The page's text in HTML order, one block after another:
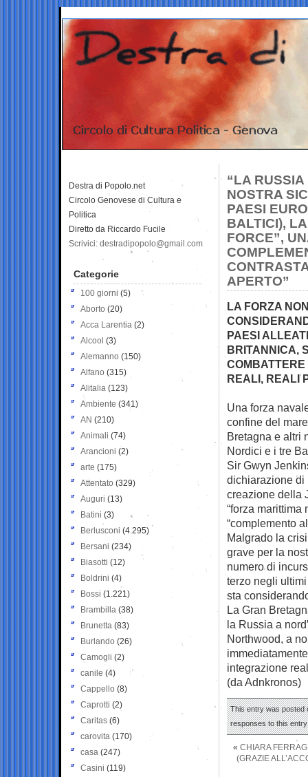
“LA
NOSTRA
PAESI
BALTICI),
FORCE”,
APERTO”
LA FORZA
PAESI
BRITANNICA,
REALI, REALI
Una forza
confine del
Bretagna e altri
Nordici e i tre
Sir Gwyn
dichiarazione di
creazione della
“forza marittima
“complemento
Malgrado la
grave per la
numero di
terzo negli
sta
La Gran
la Russia a
Northwood, a
integrazione
(da Adnkronos)
This entry was posted
responses to this
« CHIARA
(GRAZIE
Destra di Popolo.net
Circolo Genovese di Cultura e
Politica
Diretto da Riccardo Fucile
Scrivici: destradipopolo@gmail.com
Categorie
100 giorni (5)
Aborto (20)
Acca Larentia (2)
Alcool (3)
Alemanno (150)
Alfano (315)
Alitalia (123)
Ambiente (341)
AN (210)
Animali (74)
Arancioni (2)
arte (175)
Attentato (329)
Auguri (13)
Batini (3)
Berlusconi (4.295)
Bersani (234)
Biasotti (12)
Boldrini (4)
Bossi (1.221)
Brambilla (38)
Brunetta (83)
Burlando (26)
Camogli (2)
canile (4)
Cappello (8)
Caprotti (2)
Caritas (6)
carovita (170)
casa (247)
Casini (119)